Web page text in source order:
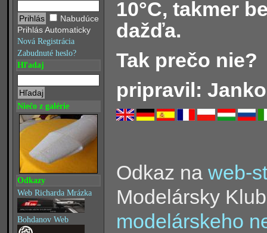
Nabudúce
Prihlás Automaticky
Nová Registrácia
Zabudnuté heslo?
Hľadaj
Niečo z galérie
Odkazy
Web Richarda Mrázka
Bohdanov Web
10°C, takmer
dažďa.
Tak prečo nie?
pripravil:
Odkaz na web-
Modelársky
modelárskeho